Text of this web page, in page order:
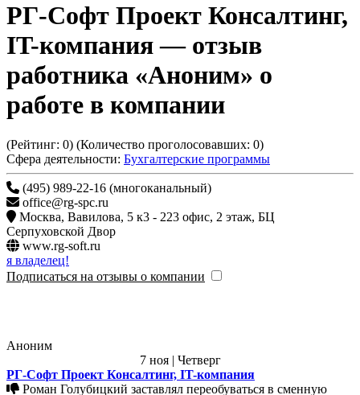
РГ-Софт Проект Консалтинг,
IT-компания— отзыв
работника «Аноним» о
работе в компании
(Рейтинг: 0) (Количество проголосовавших: 0)
Сфера деятельности: Бухгалтерские программы
(495) 989-22-16 (многоканальный)
office@rg-spc.ru
Москва, Вавилова, 5 к3 - 223 офис, 2 этаж, БЦ
Серпуховской Двор
www.rg-soft.ru
я владелец!
Подписаться на отзывы о компании
Аноним
7 ноя | Четверг
РГ-Софт Проект Консалтинг, IT-компания